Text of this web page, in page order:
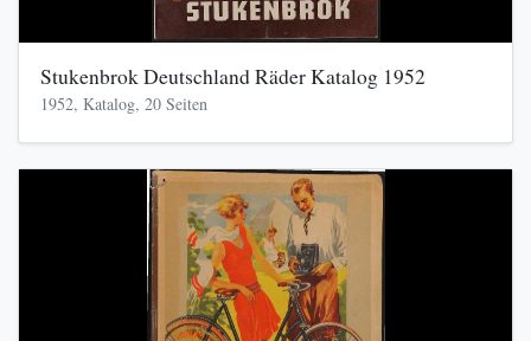
Stukenbrok Deutschland Räder Katalog 1952
1952, Katalog, 20 Seiten